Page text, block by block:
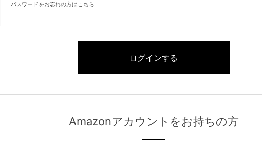
パスワードをお忘れの方はこちら
Amazonアカウントをお持ちの方